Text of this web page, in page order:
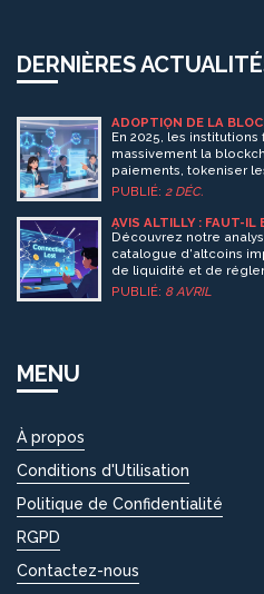
DERNIÈRES
ADOPTION DE LA
FINANCIÈRES EN 2025
En 2025, les
massivement la
paiements, tokeniser
contrats. Plus qu'une
PUBLIÉ: 2 DÉC.
AVIS ALTILLY : FAUT-IL
ÉCHANGE DE CRYPTO ?
Découvrez notre
catalogue d'altcoins
de liquidité et de
PUBLIÉ: 8 AVRIL
MENU
À propos
Conditions d'Utilisation
Politique de Confidentialité
RGPD
Contactez-nous